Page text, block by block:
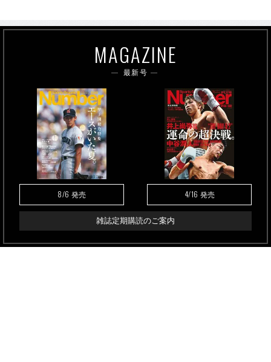
MAGAZINE
最新号
8/6 発売 4/16 発売
雑誌定期購読のご案内